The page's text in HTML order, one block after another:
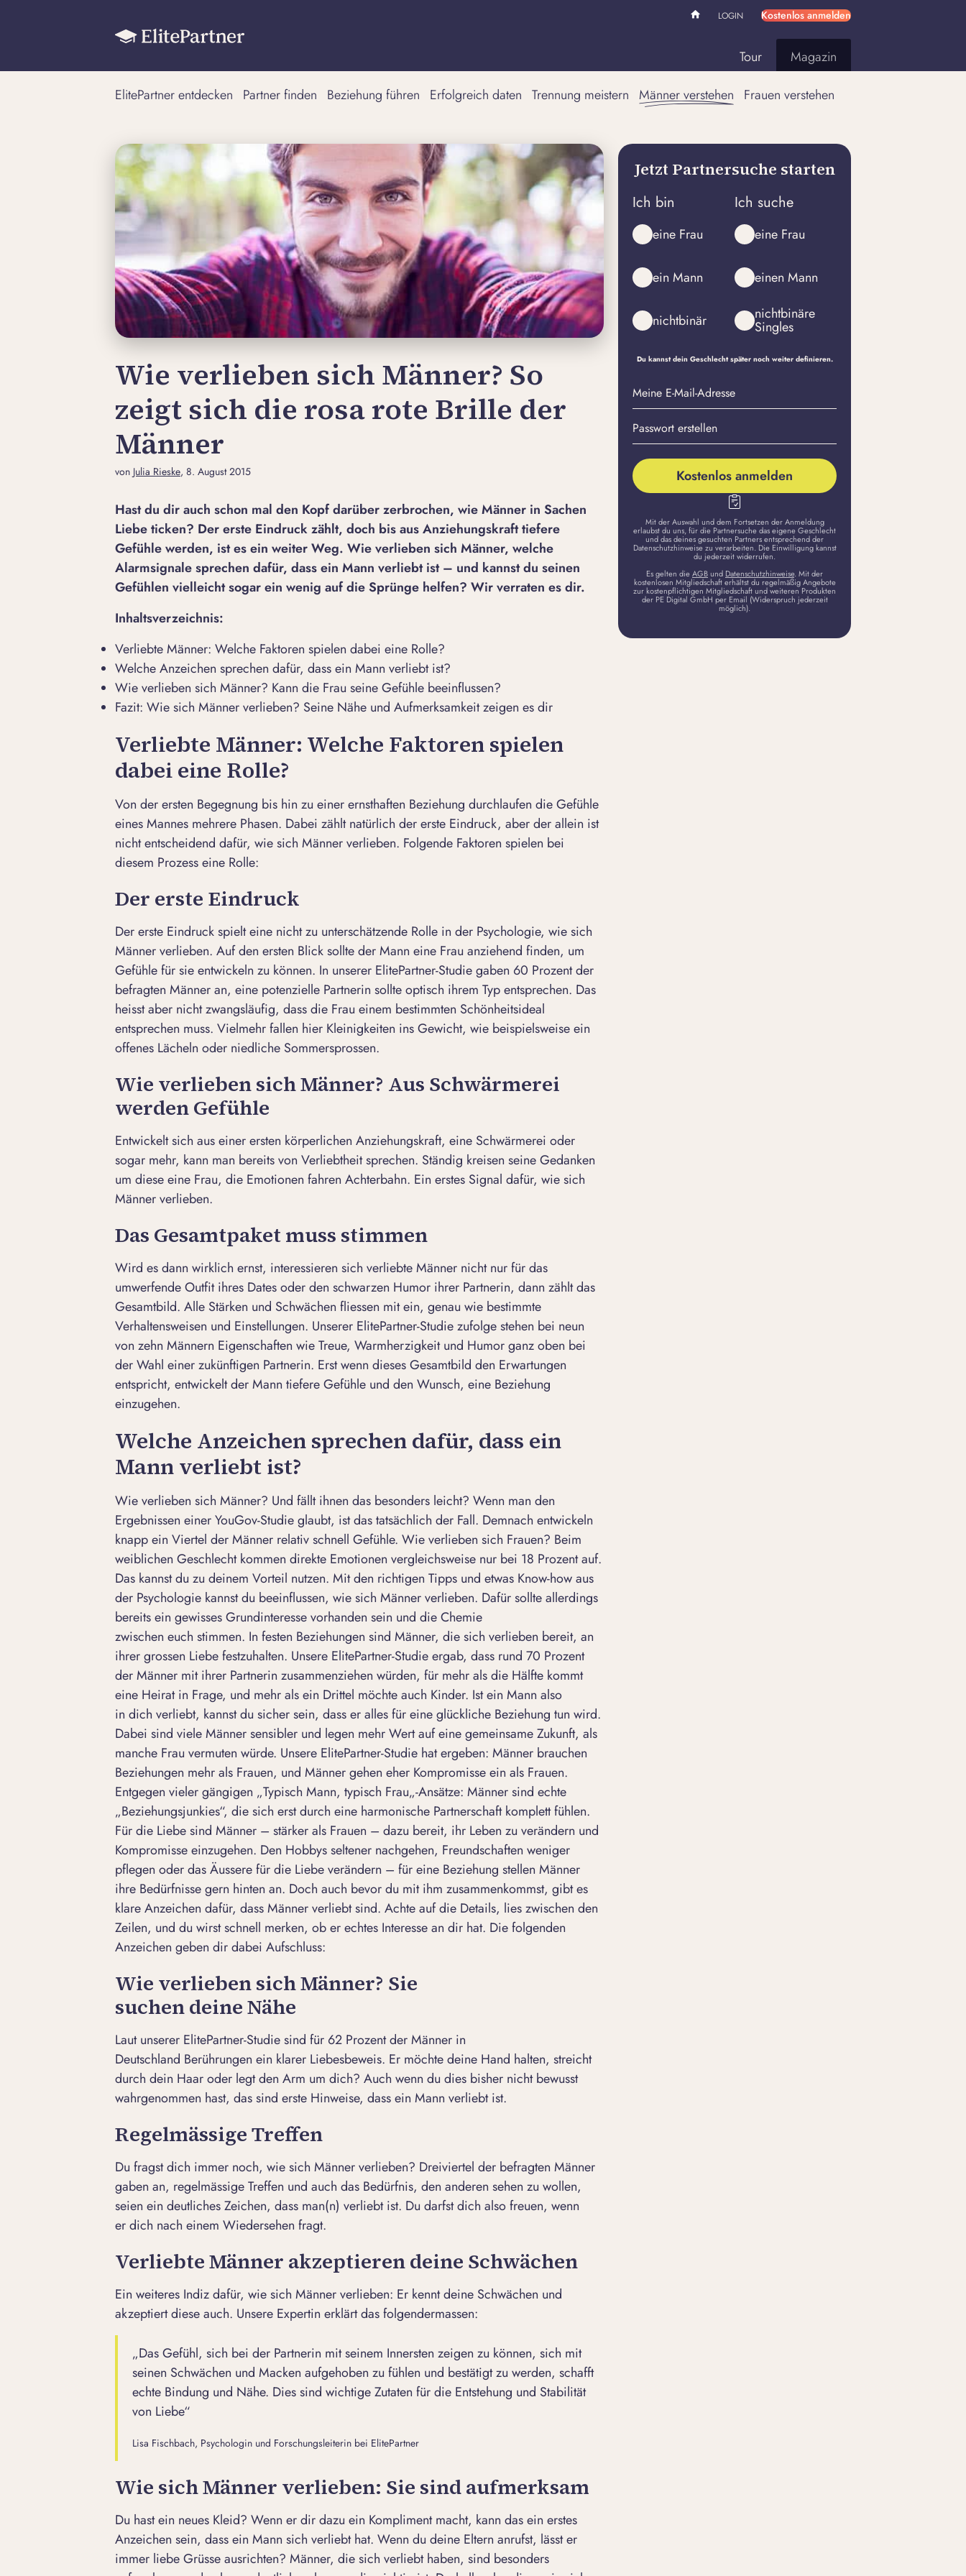
LOGIN Kostenlos anmelden
Tour Magazin
ElitePartner entdecken Partner finden Beziehung führen Erfolgreich daten Trennung meistern Männer verstehen Frauen verstehen
Wie verlieben sich Männer? So
zeigt sich die rosa rote Brille der
Männer
von Julia Rieske, 8. August 2015
Hast du dir auch schon mal den Kopf darüber zerbrochen, wie Männer in Sachen
Liebe ticken? Der erste Eindruck zählt, doch bis aus Anziehungskraft tiefere
Gefühle werden, ist es ein weiter Weg. Wie verlieben sich Männer, welche
Alarmsignale sprechen dafür, dass ein Mann verliebt ist – und kannst du seinen
Gefühlen vielleicht sogar ein wenig auf die Sprünge helfen? Wir verraten es dir.
Inhaltsverzeichnis:
Verliebte Männer: Welche Faktoren spielen dabei eine Rolle?
Welche Anzeichen sprechen dafür, dass ein Mann verliebt ist?
Wie verlieben sich Männer? Kann die Frau seine Gefühle beeinflussen?
Fazit: Wie sich Männer verlieben? Seine Nähe und Aufmerksamkeit zeigen es dir
Verliebte Männer: Welche Faktoren spielen
dabei eine Rolle?
Von der ersten Begegnung bis hin zu einer ernsthaften Beziehung durchlaufen die Gefühle
eines Mannes mehrere Phasen. Dabei zählt natürlich der erste Eindruck, aber der allein ist
nicht entscheidend dafür, wie sich Männer verlieben. Folgende Faktoren spielen bei
diesem Prozess eine Rolle:
Der erste Eindruck
Der erste Eindruck spielt eine nicht zu unterschätzende Rolle in der Psychologie, wie sich
Männer verlieben. Auf den ersten Blick sollte der Mann eine Frau anziehend finden, um
Gefühle für sie entwickeln zu können. In unserer ElitePartner-Studie gaben 60 Prozent der
befragten Männer an, eine potenzielle Partnerin sollte optisch ihrem Typ entsprechen. Das
heisst aber nicht zwangsläufig, dass die Frau einem bestimmten Schönheitsideal
entsprechen muss. Vielmehr fallen hier Kleinigkeiten ins Gewicht, wie beispielsweise ein
offenes Lächeln oder niedliche Sommersprossen.
Wie verlieben sich Männer? Aus Schwärmerei
werden Gefühle
Entwickelt sich aus einer ersten körperlichen Anziehungskraft, eine Schwärmerei oder
sogar mehr, kann man bereits von Verliebtheit sprechen. Ständig kreisen seine Gedanken
um diese eine Frau, die Emotionen fahren Achterbahn. Ein erstes Signal dafür, wie sich
Männer verlieben.
Das Gesamtpaket muss stimmen
Wird es dann wirklich ernst, interessieren sich verliebte Männer nicht nur für das
umwerfendeOutfit ihres Datesoder den schwarzen Humor ihrer Partnerin, dann zählt das
Gesamtbild. Alle Stärken und Schwächen fliessen mit ein, genau wie bestimmte
Verhaltensweisen und Einstellungen. Unserer ElitePartner-Studie zufolge stehen bei neun
von zehn Männern Eigenschaften wie Treue, Warmherzigkeit und Humor ganz oben bei
der Wahl einer zukünftigen Partnerin. Erst wenn dieses Gesamtbild den Erwartungen
entspricht, entwickelt der Mann tiefere Gefühle und den Wunsch, eine Beziehung
einzugehen.
Welche Anzeichen sprechen dafür, dass ein
Mann verliebt ist?
Wie verlieben sich Männer? Und fällt ihnen das besonders leicht? Wenn man den
Ergebnissen einerYouGov-Studie glaubt, ist das tatsächlich der Fall. Demnach entwickeln
knapp ein Viertel der Männer relativ schnell Gefühle. Wie verlieben sich Frauen? Beim
weiblichen Geschlecht kommen direkte Emotionen vergleichsweise nur bei 18 Prozent auf.
Das kannst du zu deinem Vorteil nutzen. Mit den richtigen Tipps und etwas Know-how aus
der Psychologie kannst du beeinflussen, wie sich Männer verlieben. Dafür sollte allerdings
bereits ein gewisses Grundinteresse vorhanden sein und die Chemie
zwischen euch stimmen. In festen Beziehungen sind Männer, die sich verlieben bereit, an
ihrer grossen Liebe festzuhalten. Unsere ElitePartner-Studie ergab, dass rund 70 Prozent
der Männer mit ihrer Partnerin zusammenziehen würden, für mehr als die Hälfte kommt
eine Heirat in Frage, und mehr als ein Drittel möchte auch Kinder. Ist ein Mann also
in dich verliebt, kannst du sicher sein, dass er alles für eineglückliche Beziehung tun wird.
Dabei sind viele Männer sensibler und legen mehr Wert auf eine gemeinsame Zukunft, als
manche Frau vermuten würde. Unsere ElitePartner-Studie hat ergeben: Männer brauchen
Beziehungen mehr als Frauen, und Männer gehen eher Kompromisse ein als Frauen.
Entgegen vieler gängigen „Typisch Mann, typisch Frau„-Ansätze: Männer sind echte
„Beziehungsjunkies“, die sich erst durch eine harmonische Partnerschaft komplett fühlen.
Für die Liebe sind Männer – stärker als Frauen – dazu bereit, ihr Leben zu verändern und
Kompromisse einzugehen. Den Hobbys seltener nachgehen, Freundschaften weniger
pflegen oder das Äussere für die Liebe verändern – für eine Beziehung stellen Männer
ihre Bedürfnisse gern hinten an. Doch auch bevor du mit ihm zusammenkommst, gibt es
klare Anzeichen dafür, dass Männer verliebt sind. Achte auf die Details, lies zwischen den
Zeilen, und du wirst schnell merken, ob er echtes Interesse an dir hat. Die folgenden
Anzeichen geben dir dabei Aufschluss:
Wie verlieben sich Männer? Sie
suchen deine Nähe
Laut unserer ElitePartner-Studie sind für 62 Prozent der Männer in
Deutschland Berührungen ein klarer Liebesbeweis. Er möchte deine Hand halten, streicht
durch dein Haar oder legt den Arm um dich? Auch wenn du dies bisher nicht bewusst
wahrgenommen hast, das sind erste Hinweise, dass ein Mann verliebt ist.
Regelmässige Treffen
Du fragst dich immer noch, wie sich Männer verlieben? Dreiviertel der befragten Männer
gaben an, regelmässige Treffen und auch das Bedürfnis, den anderen sehen zu wollen,
seien ein deutliches Zeichen, dass man(n) verliebt ist. Du darfst dich also freuen, wenn
er dich nach einem Wiedersehen fragt.
Verliebte Männer akzeptieren deine Schwächen
Ein weiteres Indiz dafür, wie sich Männer verlieben: Er kennt deine Schwächen und
akzeptiert diese auch. Unsere Expertin erklärt das folgendermassen:
„Das Gefühl, sich bei der Partnerin mit seinem Innersten zeigen zu können, sich mit
seinen Schwächen und Macken aufgehoben zu fühlen und bestätigt zu werden, schafft
echte Bindung und Nähe. Dies sind wichtige Zutaten für die Entstehung und Stabilität
von Liebe“
Lisa Fischbach, Psychologin und Forschungsleiterin bei ElitePartner
Wie sich Männer verlieben: Sie sind aufmerksam
Du hast ein neues Kleid? Wenn er dir dazu ein Kompliment macht, kann das ein erstes
Anzeichen sein, dass ein Mann sich verliebt hat. Wenn du deine Eltern anrufst, lässt er
immer liebe Grüsse ausrichten? Männer, die sich verliebt haben, sind besonders
Jetzt Partnersuche starten
Ich bin
eine Frau
ein Mann
nichtbinär
Ich suche
eine Frau
einen Mann
nichtbinäre
Singles
Du kannst dein Geschlecht später noch weiter definieren.
Meine
E-
Mail-
Adresse
Passwort
erstellen
Kostenlos anmelden
Mit der Auswahl und dem Fortsetzen der Anmeldung
erlaubst du uns, für die Partnersuche das eigene Geschlecht
und das deines gesuchten Partners entsprechend der
Datenschutzhinweise zu verarbeiten. Die Einwilligung kannst
du jederzeit widerrufen.
Es gelten dieAGBund Datenschutzhinweise. Mit der
kostenlosen Mitgliedschaft erhältst du regelmäßig Angebote
zur kostenpflichtigen Mitgliedschaft und weiteren Produkten
der PE Digital GmbH per Email (Widerspruch jederzeit
möglich).